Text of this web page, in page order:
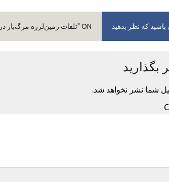
که نظر بدهید ON "تلفات زمین‌لرزه مرگ‌بار در ترکیه و سوریه"
بگذارید
شما نشر نخواهد شد.